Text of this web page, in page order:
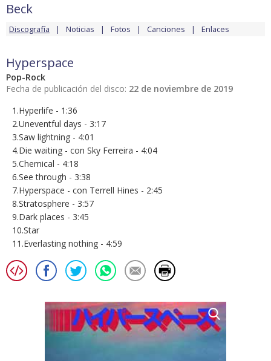
Beck
Discografía Noticias Fotos Canciones Enlaces
Hyperspace
Pop-Rock
Fecha de publicación del disco: 22 de noviembre de 2019
1.Hyperlife - 1:36
2.Uneventful days - 3:17
3.Saw lightning - 4:01
4.Die waiting - con Sky Ferreira - 4:04
5.Chemical - 4:18
6.See through - 3:38
7.Hyperspace - con Terrell Hines - 2:45
8.Stratosphere - 3:57
9.Dark places - 3:45
10.Star
11.Everlasting nothing - 4:59